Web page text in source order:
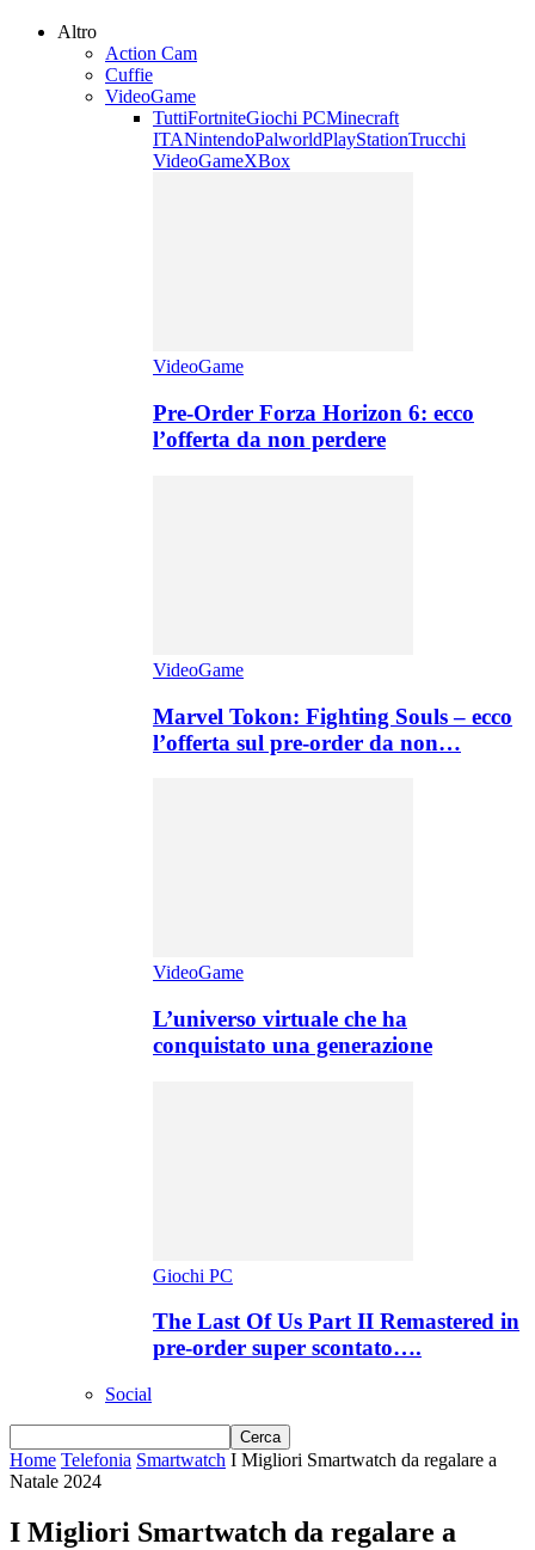
Altro
Action Cam
Cuffie
VideoGame
TuttiFortniteGiochi PCMinecraft
ITANintendoPalworldPlayStationTrucchi
VideoGameXBox
VideoGame
Pre-Order Forza Horizon 6: ecco
l’offerta da non perdere
VideoGame
Marvel Tokon: Fighting Souls – ecco
l’offerta sul pre-order da non…
VideoGame
L’universo virtuale che ha
conquistato una generazione
Giochi PC
The Last Of Us Part II Remastered in
pre-order super scontato….
Social
Home Telefonia Smartwatch I Migliori Smartwatch da regalare a
Natale 2024
I Migliori Smartwatch da regalare a